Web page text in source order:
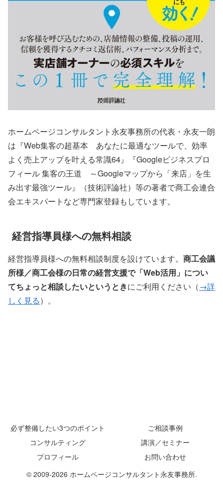
ホームページコンサルタント永友事務所の代表・永友一朗
は『Web集客の超基本 あなたに最適なツールで、効率
よく売上アップを叶える常識64』『Googleビジネスプロ
フィール 集客の王道 ～Googleマップから「来店」を生
み出す最強ツール』（技術評論社）等の著者で商工会連合
会エキスパートなど専門家登録もしています。
経営指導員様への無料相談
経営指導員様への無料相談制度を設けています。 商工会議
所様／商工会様の日常の経営支援で「Web活用」につい
てちょっと相談したいというときにご利用ください（→詳
しく見る）。
必ず整備したい3つのポイント
ご相談事例
コンサルティング
講演／セミナー
プロフィール
お問い合わせ
© 2009-2026 ホームページコンサルタント永友事務所.